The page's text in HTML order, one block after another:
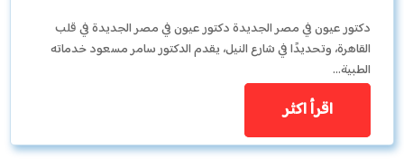
دكتور عيون في مصر الجديدة دكتور عيون في مصر الجديدة في قلب
القاهرة، وتحديدًا في شارع النيل، يقدم الدكتور سامر مسعود خدماته
الطبية…
اقرأ اكثر